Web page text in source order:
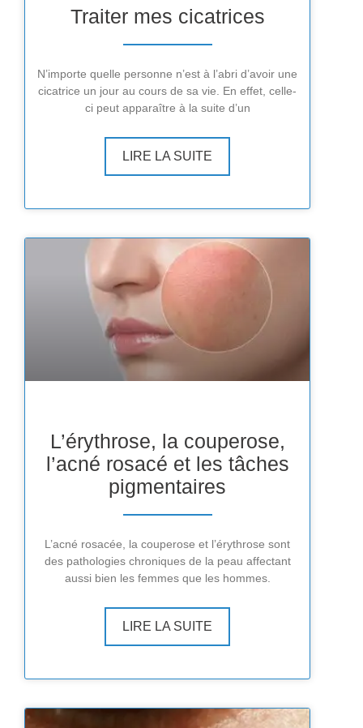
Traiter mes cicatrices
N’importe quelle personne n’est à l’abri d’avoir une
cicatrice un jour au cours de sa vie. En effet, celle-
ci peut apparaître à la suite d’un
LIRE LA SUITE
L’érythrose, la couperose,
l’acné rosacé et les tâches
pigmentaires
L’acné rosacée, la couperose et l’érythrose sont
des pathologies chroniques de la peau affectant
aussi bien les femmes que les hommes.
LIRE LA SUITE